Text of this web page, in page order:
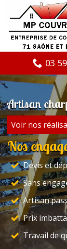
03
Artisan
Voir nos
Nos
Devis et
Sans
Artisan
Prix
Travail de